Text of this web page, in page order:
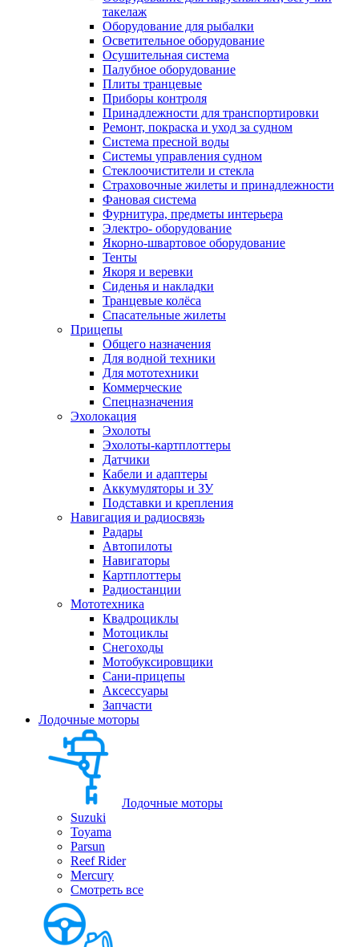
такелаж
Оборудование для рыбалки
Осветительное оборудование
Осушительная система
Палубное оборудование
Плиты транцевые
Приборы контроля
Принадлежности для транспортировки
Ремонт, покраска и уход за судном
Система пресной воды
Системы управления судном
Стеклоочистители и стекла
Страховочные жилеты и принадлежности
Фановая система
Фурнитура, предметы интерьера
Электро- оборудование
Якорно-швартовое оборудование
Тенты
Якоря и веревки
Сиденья и накладки
Транцевые колёса
Спасательные жилеты
Прицепы
Общего назначения
Для водной техники
Для мототехники
Коммерческие
Спецназначения
Эхолокация
Эхолоты
Эхолоты-картплоттеры
Датчики
Кабели и адаптеры
Аккумуляторы и ЗУ
Подставки и крепления
Навигация и радиосвязь
Радары
Автопилоты
Навигаторы
Картплоттеры
Радиостанции
Мототехника
Квадроциклы
Мотоциклы
Снегоходы
Мотобуксировщики
Сани-прицепы
Аксессуары
Запчасти
Лодочные моторы
Лодочные моторы
Suzuki
Toyama
Parsun
Reef Rider
Mercury
Смотреть все